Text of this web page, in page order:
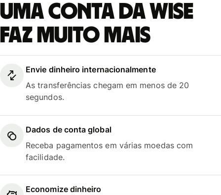
Uma conta da Wise
faz muito mais
Envie dinheiro internacionalmente
As transferências chegam em menos de 20
segundos.
Dados de conta global
Receba pagamentos em várias moedas com
facilidade.
Economize dinheiro